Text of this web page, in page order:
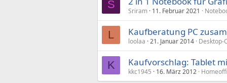
S
Sriram 11. Februar 2021
L Kaufberatung PC
loolaa 21. Januar 2014 Desktop-
K Kaufvorschlag: Tablet
kkc1945 16. März 2012